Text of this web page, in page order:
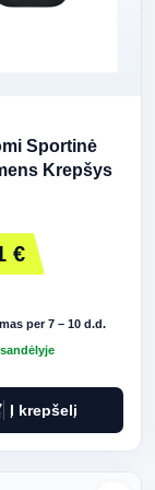
Sportinė
Krepšys
€
per 7 – 10 d.d.
Į krepšelį